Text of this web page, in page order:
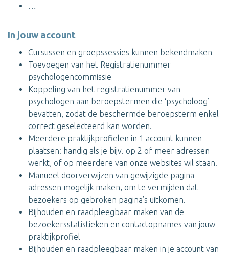
…
In jouw account
Cursussen en groepssessies kunnen bekendmaken
Toevoegen van het Registratienummer
psychologencommissie
Koppeling van het registratienummer van
psychologen aan beroepstermen die ‘psycholoog’
bevatten, zodat de beschermde beroepsterm enkel
correct geselecteerd kan worden.
Meerdere praktijkprofielen in 1 account kunnen
plaatsen: handig als je bijv. op 2 of meer adressen
werkt, of op meerdere van onze websites wil staan.
Manueel doorverwijzen van gewijzigde pagina-
adressen mogelijk maken, om te vermijden dat
bezoekers op gebroken pagina’s uitkomen.
Bijhouden en raadpleegbaar maken van de
bezoekersstatistieken en contactopnames van jouw
praktijkprofiel
Bijhouden en raadpleegbaar maken in je account van